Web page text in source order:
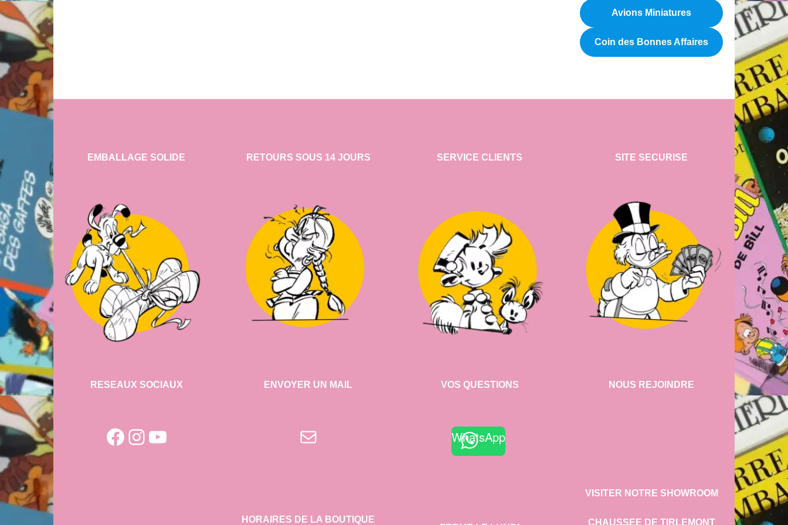
Avions Miniatures
Coin des Bonnes Affaires
EMBALLAGE SOLIDE
RESEAUX SOCIAUX
Facebook
Instagram
YouTube
RETOURS SOUS 14 JOURS
ENVOYER UN MAIL
E-mail
HORAIRES DE LA BOUTIQUE
SERVICE CLIENTS
VOS QUESTIONS
WhatsApp
SITE SECURISE
NOUS REJOINDRE
VISITER NOTRE SHOWROOM
CHAUSSEE DE TIRLEMONT